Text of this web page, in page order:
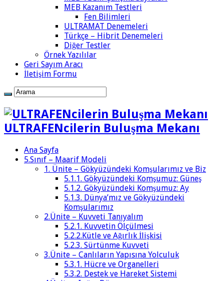
MEB Kazanım Testleri
Fen Bilimleri
ULTRAMAT Denemeleri
Türkçe – Hibrit Denemeleri
Diğer Testler
Örnek Yazılılar
Geri Sayım Aracı
İletişim Formu
ULTRAFENcilerin Buluşma Mekanı
Ana Sayfa
5.Sınıf – Maarif Modeli
1. Ünite – Gökyüzündeki Komşularımız ve Biz
5.1.1. Gökyüzündeki Komşumuz: Güneş
5.1.2. Gökyüzündeki Komşumuz: Ay
5.1.3. Dünya’mız ve Gökyüzündeki
Komşularımız
2.Ünite – Kuvveti Tanıyalım
5.2.1. Kuvvetin Ölçülmesi
5.2.2.Kütle ve Ağırlık İlişkisi
5.2.3. Sürtünme Kuvveti
3.Ünite – Canlıların Yapısına Yolculuk
5.3.1. Hücre ve Organelleri
5.3.2. Destek ve Hareket Sistemi